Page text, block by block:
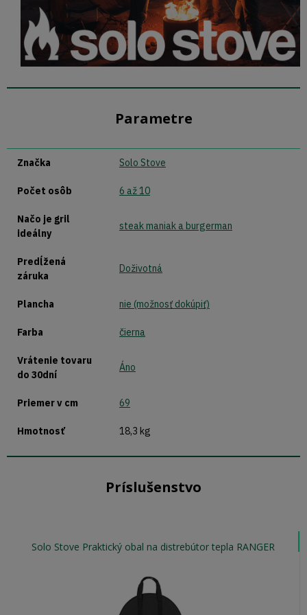
Parametre
Značka Solo Stove
Počet osôb 6 až 10
Načo je gril
ideálny
steak maniak a burgerman
Predĺžená
záruka
Doživotná
Plancha nie (možnosť dokúpiť)
Farba čierna
Vrátenie tovaru
do 30dní
Áno
Priemer v cm 69
Hmotnosť 18,3 kg
Príslušenstvo
Solo Stove Praktický obal na distrebútor tepla RANGER